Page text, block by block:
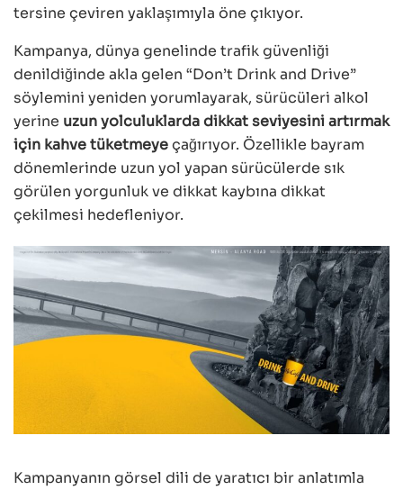
tersine çeviren yaklaşımıyla öne çıkıyor.
Kampanya, dünya genelinde trafik güvenliği
denildiğinde akla gelen “Don’t Drink and Drive”
söylemini yeniden yorumlayarak, sürücüleri alkol
yerine uzun yolculuklarda dikkat seviyesini artırmak
için kahve tüketmeyeçağırıyor. Özellikle bayram
dönemlerinde uzun yol yapan sürücülerde sık
görülen yorgunluk ve dikkat kaybına dikkat
çekilmesi hedefleniyor.
Kampanyanın görsel dili de yaratıcı bir anlatımla